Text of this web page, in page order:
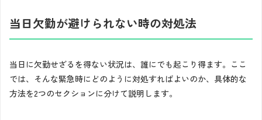
当日欠勤が避けられない時の対処法
当日に欠勤せざるを得ない状況は、誰にでも起こり得ます。ここ
では、そんな緊急時にどのように対処すればよいのか、具体的な
方法を2つのセクションに分けて説明します。